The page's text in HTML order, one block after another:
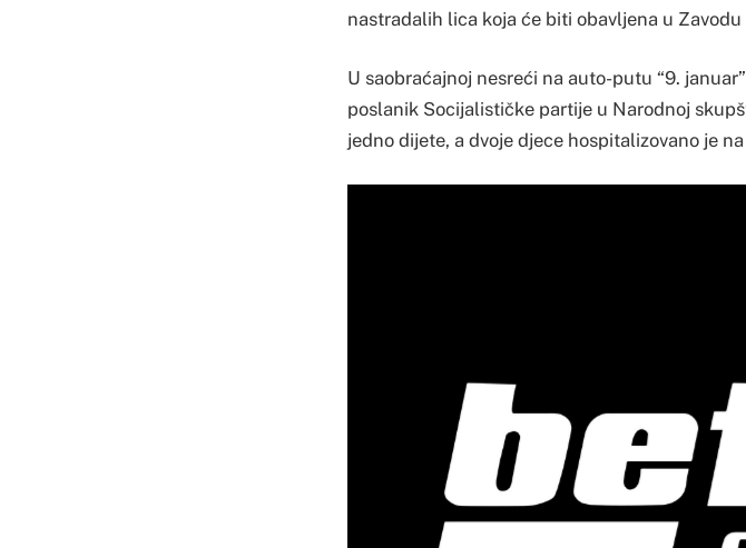
nastradalih lica koja će biti obavljena u
U saobraćajnoj nesreći na auto-putu “9.
poslanik Socijalističke partije u Narodnoj
jedno dijete, a dvoje djece hospitalizovano je na